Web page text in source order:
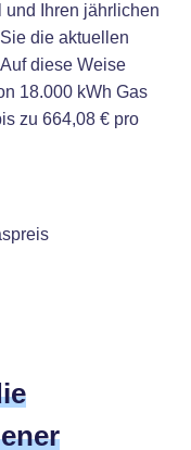
Ihren jährlichen
die aktuellen
diese Weise
18.000 kWh Gas
zu 664,08 € pro